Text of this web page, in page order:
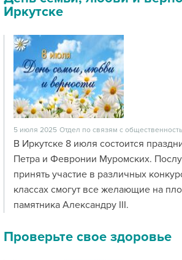
Иркутске
5 июля 2025 Отдел по связям с
В Иркутске 8 июля состоится
Петра и Февронии Муромских.
принять участие в различных
классах смогут все желающие на
памятника Александру III.
Проверьте свое здоровье